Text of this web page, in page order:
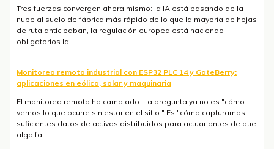
Tres fuerzas convergen ahora mismo: la IA está pasando de la
nube al suelo de fábrica más rápido de lo que la mayoría de hojas
de ruta anticipaban, la regulación europea está haciendo
obligatorios la ...
Monitoreo remoto industrial con ESP32 PLC 14 y GateBerry:
aplicaciones en eólica, solar y maquinaria
El monitoreo remoto ha cambiado. La pregunta ya no es "cómo
vemos lo que ocurre sin estar en el sitio." Es "cómo capturamos
suficientes datos de activos distribuidos para actuar antes de que
algo fall...